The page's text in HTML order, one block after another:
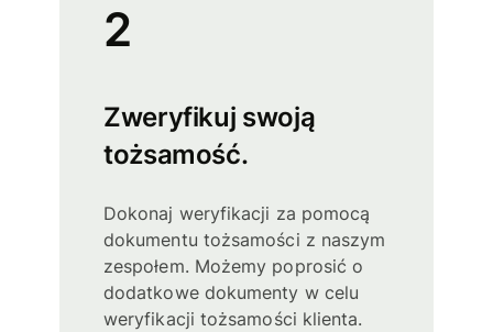
2
Zweryfikuj swoją
tożsamość.
Dokonaj weryfikacji za pomocą
dokumentu tożsamości z naszym
zespołem. Możemy poprosić o
dodatkowe dokumenty w celu
weryfikacji tożsamości klienta.